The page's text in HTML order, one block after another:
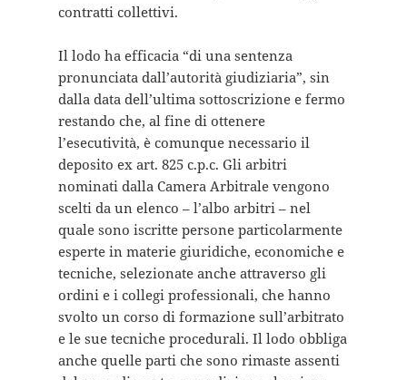
contratti collettivi.
Il lodo ha efficacia “di una sentenza
pronunciata dall’autorità giudiziaria”, sin
dalla data dell’ultima sottoscrizione e fermo
restando che, al fine di ottenere
l’esecutività, è comunque necessario il
deposito ex art. 825 c.p.c. Gli arbitri
nominati dalla Camera Arbitrale vengono
scelti da un elenco – l’albo arbitri – nel
quale sono iscritte persone particolarmente
esperte in materie giuridiche, economiche e
tecniche, selezionate anche attraverso gli
ordini e i collegi professionali, che hanno
svolto un corso di formazione sull’arbitrato
e le sue tecniche procedurali. Il lodo obbliga
anche quelle parti che sono rimaste assenti